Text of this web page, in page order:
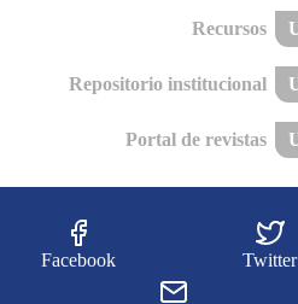
Recursos
Repositorio institucional
Portal de revistas
Facebook Twitter